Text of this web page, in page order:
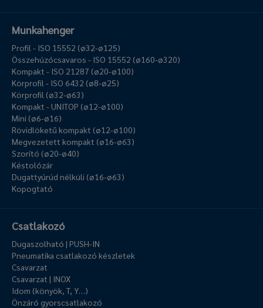
Munkahenger
Profil - ISO 15552 (ø32-ø125)
Összehúzócsavaros - ISO 15552 (ø160-ø320)
Kompakt - ISO 21287 (ø20-ø100)
Körprofil - ISO 6432 (ø8-ø25)
Körprofil (ø32-ø63)
Kompakt - UNITOP (ø12-ø100)
Mini (ø6-ø16)
Rövidlöketű kompakt (ø12-ø100)
Megvezetett kompakt (ø16-ø63)
Szorító (ø20-ø40)
Késtolózár
Dugattyúrúd nélküli (ø16-ø63)
Kopogtató
Csatlakozó
Dugaszolható | PUSH-IN
Pneumatika csatlakozó készletek
Csavarzat
Csavarzat | INOX
Idom (könyök, T, Y…)
Önzáró gyorscsatlakozó